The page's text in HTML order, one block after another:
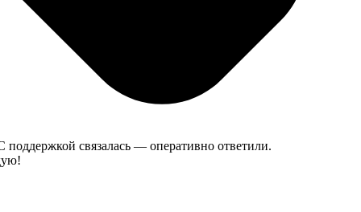
связалась — оперативно ответили.